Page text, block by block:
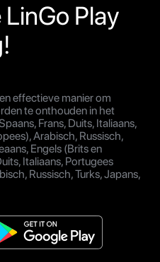
Play
effectieve manier om
te onthouden in het
Frans, Duits, Italiaans,
Arabisch, Russisch,
Engels (Brits en
Italiaans, Portugees
Russisch, Turks, Japans,